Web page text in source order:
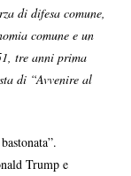
di difesa comune,
comune e un
tre anni prima
di “Avvenire al
Trump e